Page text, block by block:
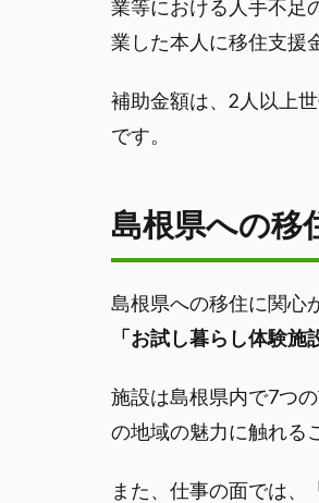
業等における人手不足
業した本人に移住支援
補助金額は、2人以上
です。
島根県への移
島根県への移住に関心
「お試し暮らし体験施
施設は島根県内で7つ
の地域の魅力に触れる
また、仕事の面では、